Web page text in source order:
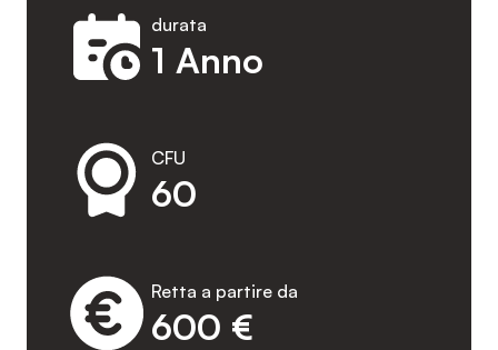
1 Anno
durata
60
CFU
600 €
Retta a partire da